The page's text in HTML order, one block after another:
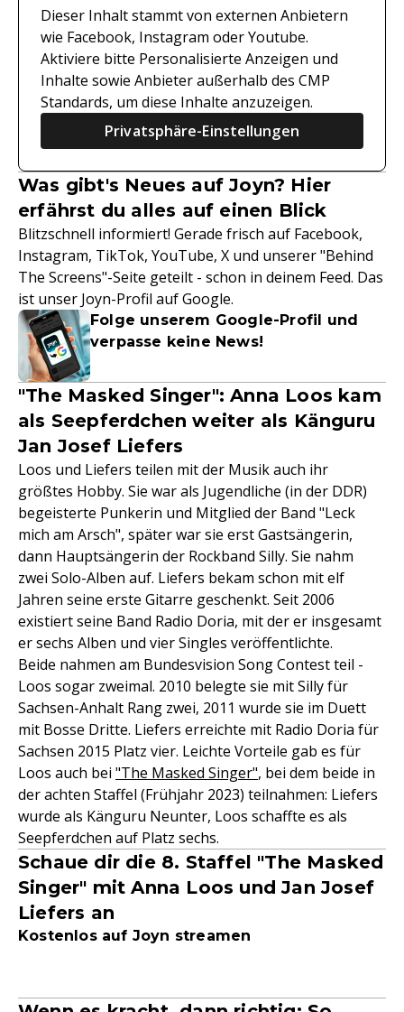
Dieser Inhalt stammt von externen Anbietern
wie Facebook, Instagram oder Youtube.
Aktiviere bitte Personalisierte Anzeigen und
Inhalte sowie Anbieter außerhalb des CMP
Standards, um diese Inhalte anzuzeigen.
Privatsphäre-Einstellungen
Was gibt's Neues auf Joyn? Hier
erfährst du alles auf einen Blick
Blitzschnell informiert! Gerade frisch auf Facebook,
Instagram, TikTok, YouTube, X und unserer "Behind
The Screens"-Seite geteilt - schon in deinem Feed. Das
ist unser Joyn-Profil auf Google.
Folge unserem Google-Profil und
verpasse keine News!
"The Masked Singer": Anna Loos kam
als Seepferdchen weiter als Känguru
Jan Josef Liefers
Loos und Liefers teilen mit der Musik auch ihr
größtes Hobby. Sie war als Jugendliche (in der DDR)
begeisterte Punkerin und Mitglied der Band "Leck
mich am Arsch", später war sie erst Gastsängerin,
dann Hauptsängerin der Rockband Silly. Sie nahm
zwei Solo-Alben auf. Liefers bekam schon mit elf
Jahren seine erste Gitarre geschenkt. Seit 2006
existiert seine Band Radio Doria, mit der er insgesamt
er sechs Alben und vier Singles veröffentlichte.
Beide nahmen am Bundesvision Song Contest teil -
Loos sogar zweimal. 2010 belegte sie mit Silly für
Sachsen-Anhalt Rang zwei, 2011 wurde sie im Duett
mit Bosse Dritte. Liefers erreichte mit Radio Doria für
Sachsen 2015 Platz vier. Leichte Vorteile gab es für
Loos auch bei "The Masked Singer", bei dem beide in
der achten Staffel (Frühjahr 2023) teilnahmen: Liefers
wurde als Känguru Neunter, Loos schaffte es als
Seepferdchen auf Platz sechs.
Schaue dir die 8. Staffel "The Masked
Singer" mit Anna Loos und Jan Josef
Liefers an
Kostenlos auf Joyn streamen